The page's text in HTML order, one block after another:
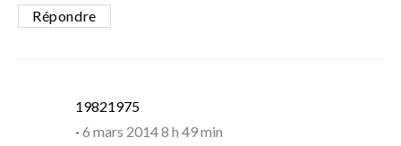
Répondre
19821975says:
6 mars 2014 8 h 49 min